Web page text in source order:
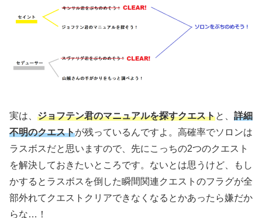
実は、 ジョフテン君のマニュアルを探すクエストと、 詳細
不明のクエストが残っているんですよ。高確率でソロンは
ラスボスだと思いますので、先にこっちの2つのクエスト
を解決しておきたいところです。ないとは思うけど、もし
かするとラスボスを倒した瞬間関連クエストのフラグが全
部外れてクエストクリアできなくなるとかあったら嫌だか
らな…！